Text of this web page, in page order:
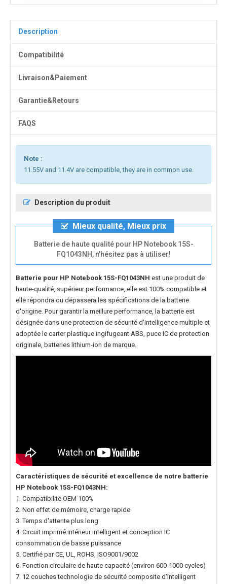
Description
Compatibilité
Livraison&Paiement
Garantie&Retours
FAQS
Note :
11.55V and 11.4V are compatible, they are in common use.
Description du produit
Mieux qualité, Mieux prix
Batterie de haute qualité pour HP Notebook 15S-
FQ1043NH, n'hésitez pas à utiliser!
Batterie pour HP Notebook 15S-FQ1043NH est une produit de
haute-qualité, supérieur performance, elle est 100% compatible et
elle répondra ou dépassera les spécifications de la batterie
d'origine. Pour garantir la meillure performance, la batterie est
désignée dans une protection de sécurité d'intelligence multiple et
adoptée le carter plastique ingifugeant ABS, puce IC de protection
originale, batteries lithium-ion de marque.
Caractéristiques de sécurité et excellence de notre batterie
HP Notebook 15S-FQ1043NH:
1. Compatibilité OEM 100%
2. Non effet de mémoire, charge rapide
3. Temps d'attente plus long
4. Circuit imprimé intérieur intelligent et conception IC
consommation de basse puissance
5. Certifié par CE, UL, ROHS, ISO9001/9002
6. Fonction circulaire de haute capacité (environ 600-1000 cycles)
7. 12 couches technologie de sécurité composite d'intelligent